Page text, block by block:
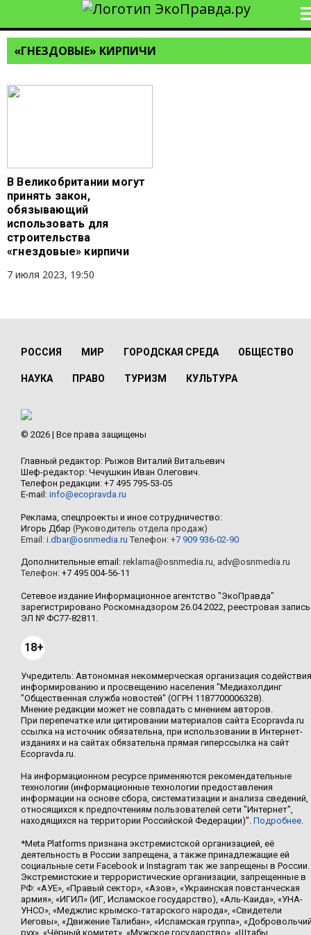
«ГНЕЗДОВЫЕ» КИРПИЧИ
В Великобритании могут
принять закон,
обязывающий
использовать для
строительства
«гнездовые» кирпичи
7 июля 2023, 19:50
РОССИЯ МИР ГОРОДСКАЯ СРЕДА ОБЩЕСТВО
НАУКА ПРАВО ТУРИЗМ КУЛЬТУРА
© 2026 | Все права защищены
Главный редактор: Рыжов Виталий Витальевич
Шеф-редактор: Чечушкин Иван Олегович.
Телефон редакции: +7 495 795-53-05
E-mail: info@ecopravda.ru
Реклама, спецпроекты и иное сотрудничество:
Игорь Дбар (Руководитель отдела продаж)
Email: i.dbar@osnmedia.ru Телефон: +7 909 936-02-90
Дополнительные email: reklama@osnmedia.ru, adv@osnmedia.ru
Телефон: +7 495 004-56-11
Сетевое издание Информационное агентство "ЭкоПравда"
зарегистрировано Роскомнадзором 26.04.2022, реестровая запись
ЭЛ № ФС77-82811.
18+
Учредитель: Автономная некоммерческая организация содействия
информированию и просвещению населения "Медиахолдинг
"Общественная служба новостей" (ОГРН 1187700006328).
Мнение редакции может не совпадать с мнением авторов.
При перепечатке или цитировании материалов сайта Ecopravda.ru
ссылка на источник обязательна, при использовании в Интернет-
изданиях и на сайтах обязательна прямая гиперссылка на сайт
Ecopravda.ru.
На информационном ресурсе применяются рекомендательные
технологии (информационные технологии предоставления
информации на основе сбора, систематизации и анализа сведений,
относящихся к предпочтениям пользователей сети "Интернет",
находящихся на территории Российской Федерации)". Подробнее.
*Meta Platforms признана экстремистской организацией, её
деятельность в России запрещена, а также принадлежащие ей
социальные сети Facebook и Instagram так же запрещены в России.
Экстремистские и террористические организации, запрещенные в
РФ: «АУЕ», «Правый сектор», «Азов», «Украинская повстанческая
армия», «ИГИЛ» (ИГ, Исламское государство), «Аль-Каида», «УНА-
УНСО», «Меджлис крымско-татарского народа», «Свидетели
Иеговы», «Движение Талибан», «Исламская группа»,
рух», «Чёрный комитет», «Мужское государство», «Штабы